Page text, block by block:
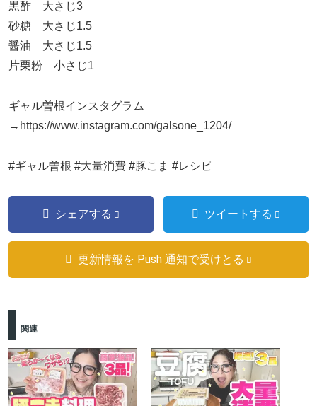
黒酢 大さじ3
砂糖 大さじ1.5
醤油 大さじ1.5
片栗粉 小さじ1
ギャル曽根インスタグラム
→https://www.instagram.com/galsone_1204/
#ギャル曽根 #大量消費 #豚こま #レシピ
シェアする ツイートする
更新情報を Push 通知で受けとる
関連